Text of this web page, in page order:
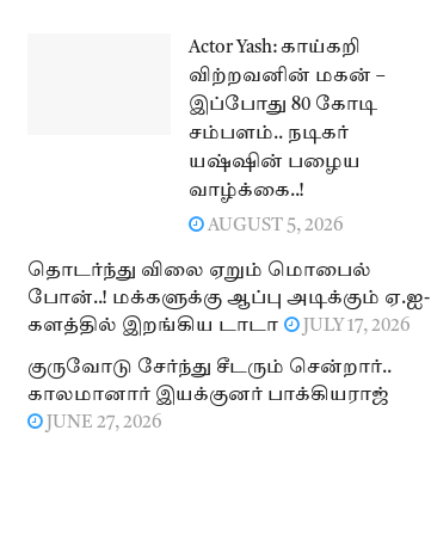
Actor Yash: காய்கறி
விற்றவனின் மகன் –
இப்போது 80 கோடி
சம்பளம்.. நடிகர்
யஷ்ஷின் பழைய
வாழ்க்கை..!
AUGUST 5, 2026
தொடர்ந்து விலை ஏறும் மொபைல்
போன்..! மக்களுக்கு ஆப்பு அடிக்கும் ஏ.ஐ-
களத்தில் இறங்கிய டாடா
JULY 17, 2026
குருவோடு சேர்ந்து சீடரும் சென்றார்..
காலமானார் இயக்குனர் பாக்கியராஜ்
JUNE 27, 2026